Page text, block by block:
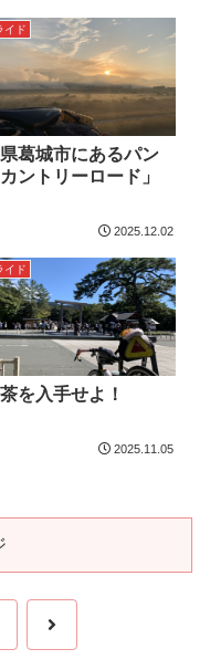
イド
葛城市にあるパン
ントリーロード」
2025.12.02
イド
を入手せよ！
2025.11.05
次